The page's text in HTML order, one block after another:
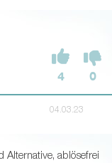
4 0
04.03.23
Alternative, ablösefrei